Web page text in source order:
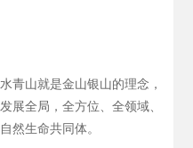
山就是金山银山的理念，
展全局，全方位、全领域、
然生命共同体。